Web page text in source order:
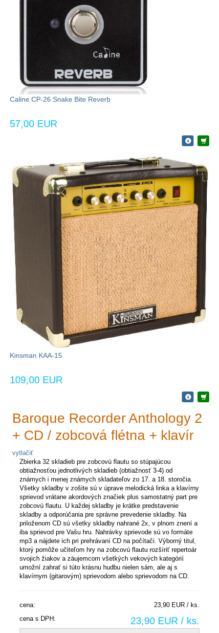
Caline CP-26 Snake Bite Reverb
57,00 EUR
Kinsman KAA-15
109,00 EUR
Baroque Recorder Anthology 2
+ CD / zobcová flétna + klavír
vytlačiť
Zbierka 32 skladieb pre zobcovú flautu so stúpajúcou
obtiažnosťou jednotlivých skladieb (obtiažnosť 3-4) od
známych i menej známych skladateľov zo 17. a 18. storočia.
Všetky skladby v zošite sú v úprave melodická linka a klavírny
sprievod vrátane akordových značiek plus samostatný part pre
zobcovú flautu. U každej skladby je krátke predstavenie
skladby a odporúčania pre správne prevedenie skladby. Na
priloženom CD sú všetky skladby nahrané 2x, v plnom znení a
iba sprievod pre Vašu hru. Nahrávky sprievode sú vo formáte
mp3 a nájdete ich pri prehrávaní CD na počítači. Výborný titul,
ktorý pomôže učiteľom hry na zobcovú flautu rozšíriť repertoár
svojich žiakov a záujemcom všetkých vekových kategórií
umožní zahrať si túto krásnu hudbu nielen sám, ale aj s
klavírnym (gitarovým) sprievodom alebo sprievodom na CD.
cena:
23,90 EUR / ks.
cena s DPH:
23,90 EUR / ks.